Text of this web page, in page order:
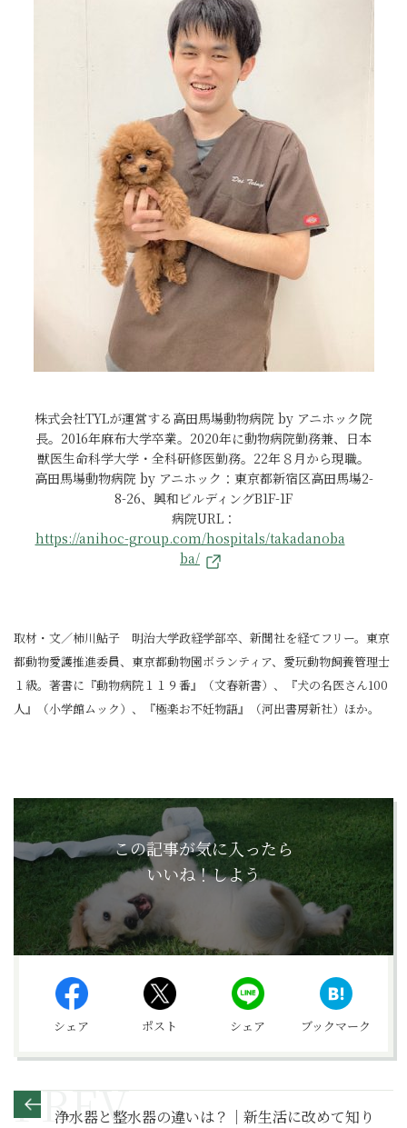
株式会社TYLが運営する高田馬場動物病院 by アニホック院
長。2016年麻布大学卒業。2020年に動物病院勤務兼、日本
獣医生命科学大学・全科研修医勤務。22年８月から現職。
高田馬場動物病院 by アニホック：東京都新宿区高田馬場2-
8-26、興和ビルディングB1F-1F
病院URL：
https://anihoc-group.com/hospitals/takadanoba
ba/
取材・文／柿川鮎子 明治大学政経学部卒、新聞社を経てフリー。東京
都動物愛護推進委員、東京都動物園ボランティア、愛玩動物飼養管理士
１級。著書に『動物病院１１９番』（文春新書）、『犬の名医さん100
人』（小学館ムック）、『極楽お不妊物語』（河出書房新社）ほか。
この記事が気に入ったら
いいね！しよう
シェア ポスト シェア ブックマーク
浄水器と整水器の違いは？｜新生活に改めて知り